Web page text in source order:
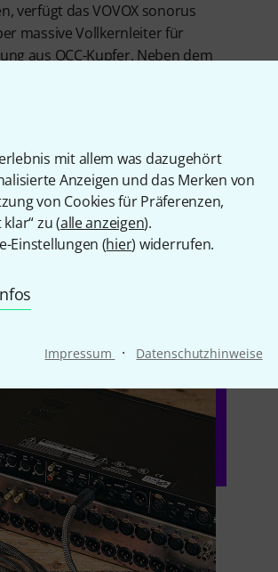
mit allem was dazugehört
Anzeigen und das Merken von
von Cookies für Präferenzen,
zu (alle anzeigen).
Einstellungen (hier) widerrufen.
Impressum · Datenschutzhinweise
verfügt das VOVOX sonorus
massive Vollkernleiter für
aus OCC-Kupfer. Neben dem
Ummantelung mit
XLR-Stecker von Neutrik
zum Schutz vor Korrosion
Übergangswiderstände
und gelötet und tragen so